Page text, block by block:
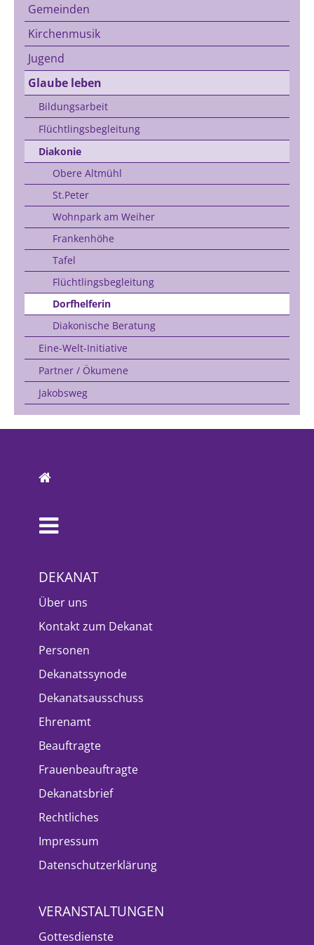
Gemeinden
Kirchenmusik
Jugend
Glaube leben
Bildungsarbeit
Flüchtlingsbegleitung
Diakonie
Obere Altmühl
St.Peter
Wohnpark am Weiher
Frankenhöhe
Tafel
Flüchtlingsbegleitung
Dorfhelferin
Diakonische Beratung
Eine-Welt-Initiative
Partner / Ökumene
Jakobsweg
DEKANAT
Über uns
Kontakt zum Dekanat
Personen
Dekanatssynode
Dekanatsausschuss
Ehrenamt
Beauftragte
Frauenbeauftragte
Dekanatsbrief
Rechtliches
Impressum
Datenschutzerklärung
VERANSTALTUNGEN
Gottesdienste